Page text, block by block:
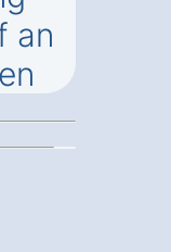
an